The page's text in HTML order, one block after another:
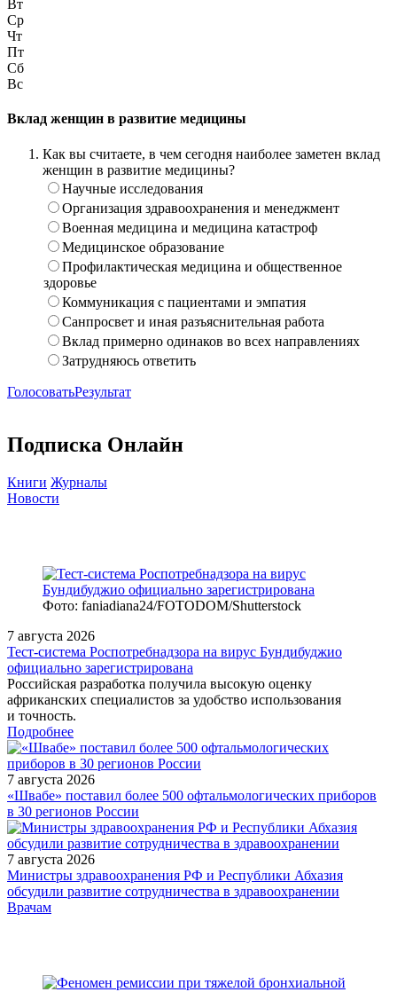
Вт
Ср
Чт
Пт
Сб
Вс
Вклад женщин в развитие медицины
Как вы считаете, в чем сегодня наиболее заметен вклад
женщин в развитие медицины?
Научные исследования
Организация здравоохранения и менеджмент
Военная медицина и медицина катастроф
Медицинское образование
Профилактическая медицина и общественное
здоровье
Коммуникация с пациентами и эмпатия
Санпросвет и иная разъяснительная работа
Вклад примерно одинаков во всех направлениях
Затрудняюсь ответить
ГолосоватьРезультат
Подписка Онлайн
Книги Журналы
Новости
Фото: faniadiana24/FOTODOM/Shutterstock
7 августа 2026
Тест‑система Роспотребнадзора на вирус Бундибуджио
официально зарегистрирована
Российская разработка получила высокую оценку
африканских специалистов за удобство использования
и точность.
Подробнее
7 августа 2026
«Швабе» поставил более 500 офтальмологических приборов
в 30 регионов России
7 августа 2026
Министры здравоохранения РФ и Республики Абхазия
обсудили развитие сотрудничества в здравоохранении
/legislation/law/Rasporyazhenie-Pravitelstva-Rossiyskoy-Federatsii-
Врачам